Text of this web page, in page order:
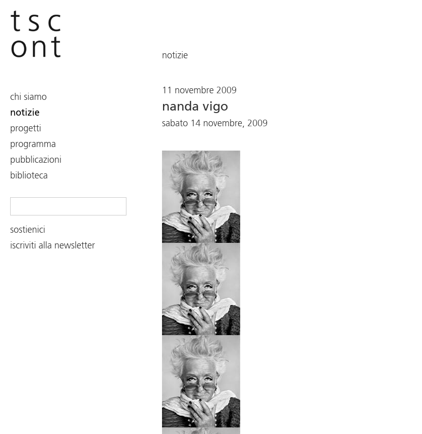
chi siamo
notizie
progetti
programma
pubblicazioni
biblioteca
sostienici
iscriviti alla newsletter
notizie
11 novembre 2009
nanda vigo
sabato 14 novembre, 2009